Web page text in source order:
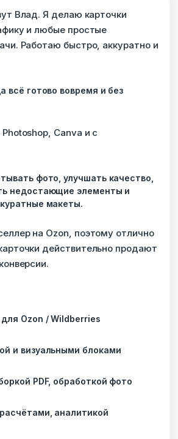
Влад. Я делаю карточки
и любые простые
Работаю быстро, аккуратно и
всё готово вовремя и без
Canva и с
фото, улучшать качество,
недостающие элементы и
макеты.
на Ozon, поэтому отлично
действительно продают
Ozon / Wildberries
и визуальными блоками
PDF, обработкой фото
аналитикой